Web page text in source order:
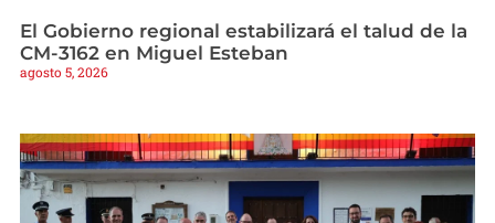
El Gobierno regional estabilizará el talud de la
CM-3162 en Miguel Esteban
agosto 5, 2026